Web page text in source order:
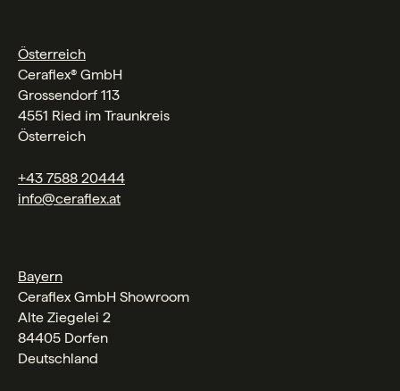
Österreich
Ceraflex® GmbH
Grossendorf 113
4551 Ried im Traunkreis
Österreich
+43 7588 20444
info@ceraflex.at
Bayern
Ceraflex GmbH Showroom
Alte Ziegelei 2
84405 Dorfen
Deutschland